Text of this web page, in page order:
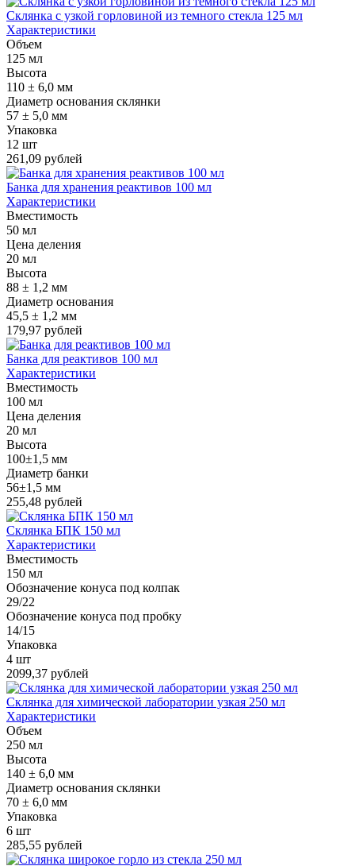
Склянка с узкой горловиной из темного стекла 125 мл
Характеристики
Объем
125 мл
Высота
110 ± 6,0 мм
Диаметр основания склянки
57 ± 5,0 мм
Упаковка
12 шт
261,09 рублей
Банка для хранения реактивов 100 мл
Характеристики
Вместимость
50 мл
Цена деления
20 мл
Высота
88 ± 1,2 мм
Диаметр основания
45,5 ± 1,2 мм
179,97 рублей
Банка для реактивов 100 мл
Характеристики
Вместимость
100 мл
Цена деления
20 мл
Высота
100±1,5 мм
Диаметр банки
56±1,5 мм
255,48 рублей
Склянка БПК 150 мл
Характеристики
Вместимость
150 мл
Обозначение конуса под колпак
29/22
Обозначение конуса под пробку
14/15
Упаковка
4 шт
2099,37 рублей
Склянка для химической лаборатории узкая 250 мл
Характеристики
Объем
250 мл
Высота
140 ± 6,0 мм
Диаметр основания склянки
70 ± 6,0 мм
Упаковка
6 шт
285,55 рублей